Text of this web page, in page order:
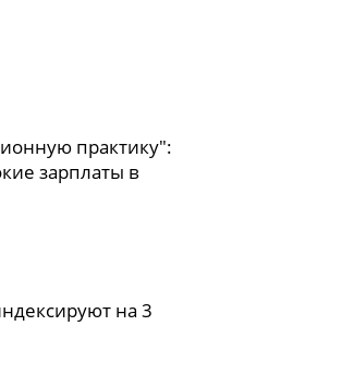
практику":
зарплаты в
на 3